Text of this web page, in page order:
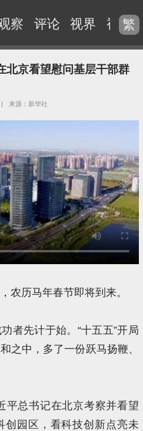
察 评论 视界 视频
繁
北京看望慰问基层干部群
| 来源：新华社
农历马年春节即将到来。
者先计于始。“十五五”开局
之中，多了一份跃马扬鞭、
平总书记在北京考察并看望
创园区，看科技创新点亮未